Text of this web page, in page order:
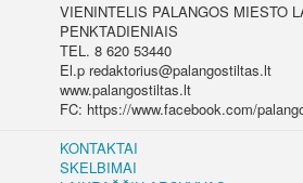
VIENINTELIS PALANGOS MIESTO
PENKTADIENIAIS
TEL. 8 620 53440
El.p redaktorius@palangostiltas.lt
www.palangostiltas.lt
FC: https://www.facebook.com/
KONTAKTAI
SKELBIMAI